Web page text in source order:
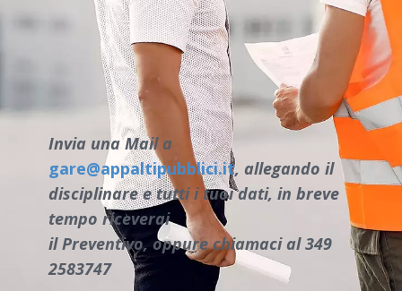
Invia una Mail a
gare@appaltipubblici.it, allegando il
disciplinare e tutti i tuoi dati, in breve
tempo riceverai
il Preventivo, oppure chiamaci al 349
2583747